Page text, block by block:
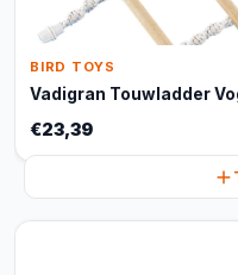
BIRD TOYS
Vadigran Touwladder
€23,39